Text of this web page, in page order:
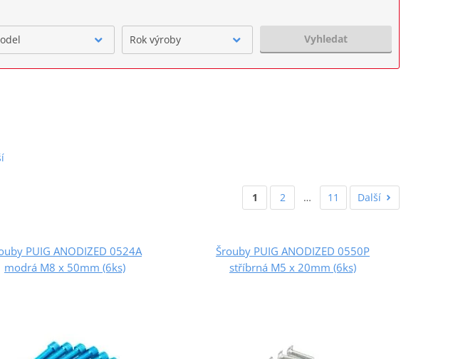
Rok výroby Vyhledat
1 2 … 11 Další
PUIG ANODIZED 0524A
modrá M8 x 50mm (6ks)
Šrouby PUIG ANODIZED 0550P
stříbrná M5 x 20mm (6ks)